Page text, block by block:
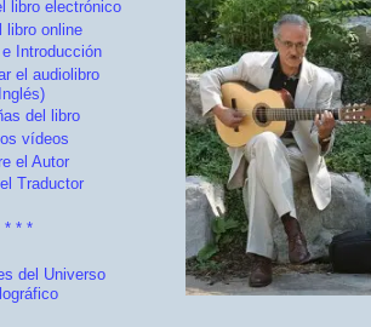
libro electrónico
libro online
Introducción
el audiolibro
del libro
vídeos
el Autor
Traductor
* * *
del Universo